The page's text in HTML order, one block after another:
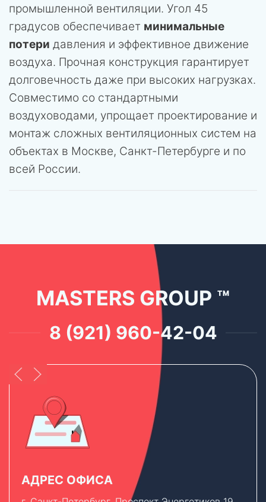
промышленной вентиляции. Угол 45
градусов обеспечивает минимальные
потери давления и эффективное движение
воздуха. Прочная конструкция гарантирует
долговечность даже при высоких нагрузках.
Совместимо со стандартными
воздуховодами, упрощает проектирование и
монтаж сложных вентиляционных систем на
объектах в Москве, Санкт-Петербурге и по
всей России.
MASTERS GROUP ™
8 (921) 960-42-04
АДРЕС ОФИСА